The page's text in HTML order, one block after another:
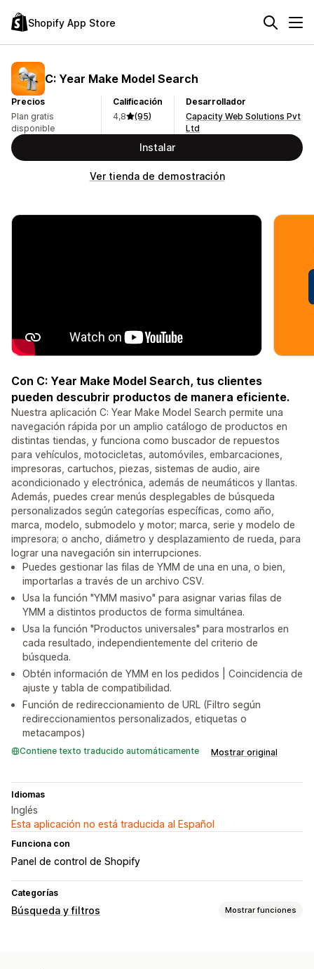
Shopify App Store
C: Year Make Model Search
Precios
Plan gratis
disponible
Calificación
4,8
(95)
Desarrollador
Capacity Web Solutions Pvt
Ltd
Instalar
Ver tienda de demostración
Con C: Year Make Model Search, tus clientes
pueden descubrir productos de manera eficiente.
Nuestra aplicación C: Year Make Model Search permite una
navegación rápida por un amplio catálogo de productos en
distintas tiendas, y funciona como buscador de repuestos
para vehículos, motocicletas, automóviles, embarcaciones,
impresoras, cartuchos, piezas, sistemas de audio, aire
acondicionado y electrónica, además de neumáticos y llantas.
Además, puedes crear menús desplegables de búsqueda
personalizados según categorías específicas, como año,
marca, modelo, submodelo y motor; marca, serie y modelo de
impresora; o ancho, diámetro y desplazamiento de rueda, para
lograr una navegación sin interrupciones.
Puedes gestionar las filas de YMM de una en una, o bien,
importarlas a través de un archivo CSV.
Usa la función "YMM masivo" para asignar varias filas de
YMM a distintos productos de forma simultánea.
Usa la función "Productos universales" para mostrarlos en
cada resultado, independientemente del criterio de
búsqueda.
Obtén información de YMM en los pedidos | Coincidencia de
ajuste y tabla de compatibilidad.
Función de redireccionamiento de URL (Filtro según
redireccionamientos personalizados, etiquetas o
metacampos)
Contiene texto traducido automáticamente Mostrar original
Idiomas
Inglés
Esta aplicación no está traducida al Español
Funciona con
Panel de control de Shopify
Categorías
Búsqueda y filtros Mostrar funciones